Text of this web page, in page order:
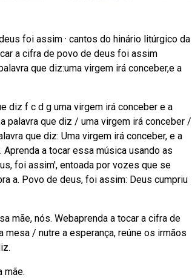
foi assim · cantos do hinário litúrgico da
a cifra de povo de deus foi assim
que diz:uma virgem irá conceber,e a
diz f c d g uma virgem irá conceber e a
que diz / uma virgem irá conceber /
que diz: Uma virgem irá conceber, e a
a tocar essa música usando as
foi assim', entoada por vozes que se
a. Povo de deus, foi assim: Deus cumpriu
mãe, nós. Webaprenda a tocar a cifra de
/ nutre a esperança, reúne os irmãos
mãe.